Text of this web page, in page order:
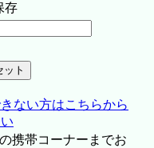
存
ない方はこちらから
携帯コーナーまでお